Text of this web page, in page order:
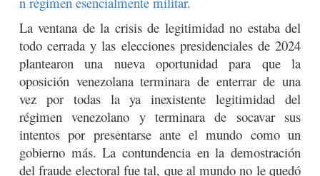
La ventana de la crisis de legitimidad no estaba del
todo cerrada y las elecciones presidenciales de 2024
plantearon una nueva oportunidad para que la
oposición venezolana terminara de enterrar de una
vez por todas la ya inexistente legitimidad del
régimen venezolano y terminara de socavar sus
intentos por presentarse ante el mundo como un
gobierno más. La contundencia en la demostración
del fraude electoral fue tal, que al mundo no le quedó